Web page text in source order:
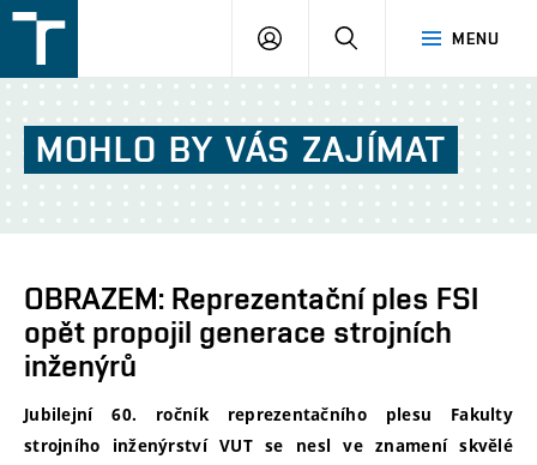
v
Brně
MENU
PŘIHLÁŠENÍ
MOHLO BY VÁS ZAJÍMAT
OBRAZEM: Reprezentační ples FSI
opět propojil generace strojních
inženýrů
Jubilejní 60. ročník reprezentačního plesu Fakulty
strojního inženýrství VUT se nesl ve znamení skvělé